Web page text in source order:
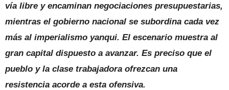
vía libre y encaminan negociaciones presupuestarias,
mientras el gobierno nacional se subordina cada vez
más al imperialismo yanqui. El escenario muestra al
gran capital dispuesto a avanzar. Es preciso que el
pueblo y la clase trabajadora ofrezcan una
resistencia acorde a esta ofensiva.